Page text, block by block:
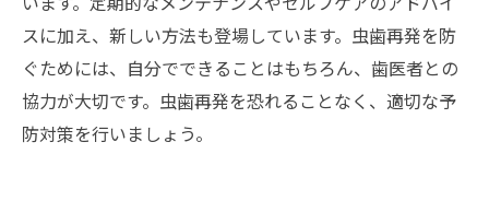
スに加え、新しい方法も登場しています。虫歯再発を防
ぐためには、自分でできることはもちろん、歯医者との
協力が大切です。虫歯再発を恐れることなく、適切な予
防対策を行いましょう。